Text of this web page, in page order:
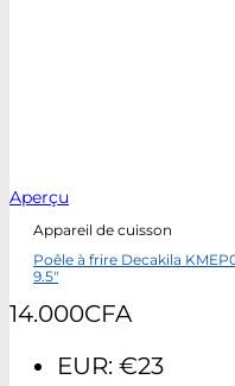
Aperçu
Appareil de cuisson
Poêle à frire Decakila
9.5″
14.000CFA
EUR: €23